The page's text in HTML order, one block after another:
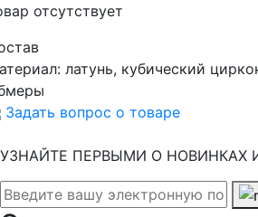
отсутствует
латунь, кубический
Задать вопрос о товаре
УЗНАЙТЕ ПЕРВЫМИ О НОВИНКАХ